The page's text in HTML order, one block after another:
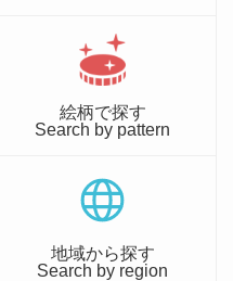
絵柄で探す
Search by pattern
地域から探す
Search by region